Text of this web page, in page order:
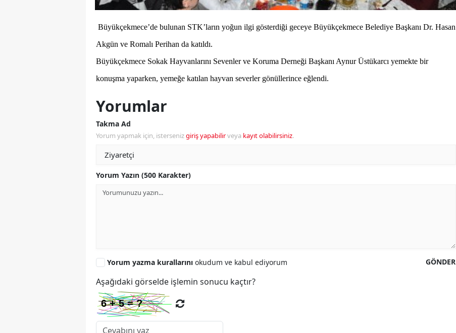
Büyükçekmece’de bulunan STK’ların yoğun ilgi gösterdiği geceye Büyükçekmece Belediye Başkanı Dr. Hasan
Akgün ve Romalı Perihan da katıldı.
Büyükçekmece Sokak Hayvanlarını Sevenler ve Koruma Derneği Başkanı Aynur Üstükarcı yemekte bir
konuşma yaparken, yemeğe katılan hayvan severler gönüllerince eğlendi.
Yorumlar
Takma Ad
Yorum yapmak için, istersenizgiriş yapabilirveya kayıt olabilirsiniz.
Yorum Yazın (500 Karakter)
GÖNDER
Yorum yazma kurallarını okudum ve kabul ediyorum
Aşağıdaki görselde işlemin sonucu kaçtır?